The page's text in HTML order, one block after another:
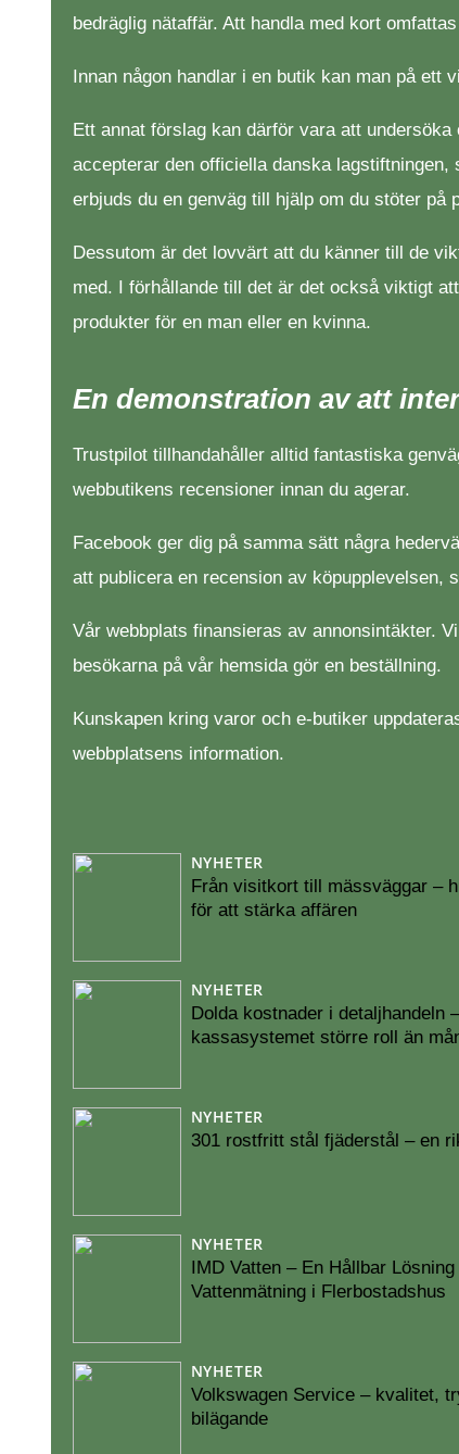
bedräglig nätaffär. Att handla med kort
Innan någon handlar i en butik kan man på ett
Ett annat förslag kan därför vara att
accepterar den officiella danska
erbjuds du en genväg till hjälp om du stöter på
Dessutom är det lovvärt att du känner till de
med. I förhållande till det är det också viktigt
produkter för en man eller en kvinna.
En demonstration av att
Trustpilot tillhandahåller alltid fantastiska
webbutikens recensioner innan du agerar.
Facebook ger dig på samma sätt några
att publicera en recension av köpupplevelsen,
Vår webbplats finansieras av annonsintäkter.
besökarna på vår hemsida gör en beställning.
Kunskapen kring varor och e-butiker
webbplatsens information.
NYHETER
Från visitkort till mässväggar –
för att stärka affären
NYHETER
Dolda kostnader i detaljhandeln
kassasystemet större roll än
NYHETER
301 rostfritt stål fjäderstål – en
NYHETER
IMD Vatten – En Hållbar
Vattenmätning i Flerbostadshus
NYHETER
Volkswagen Service – kvalitet,
bilägande